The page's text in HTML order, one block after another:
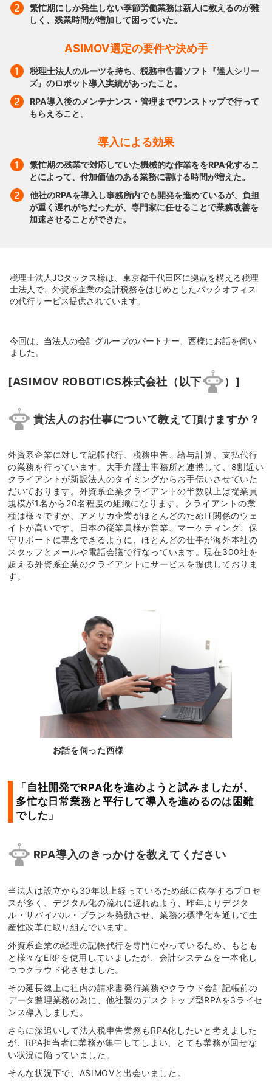
繁忙期にしか発生しない季節労働業務は新人に教えるのが難
しく、残業時間が増加して困っていた。
ASIMOV選定の要件や決め手
税理士法人のルーツを持ち、税務申告書ソフト『達人シリー
ズ』のロボット導入実績があったこと。
RPA導入後のメンテナンス・管理までワンストップで行って
もらえること。
導入による効果
繁忙期の残業で対応していた機械的な作業ををRPA化するこ
とによって、付加価値のある業務に割ける時間が増えた。
他社のRPAを導入し事務所内でも開発を進めているが、負担
が重く遅れがちだったが、専門家に任せることで業務改善を
加速させることができた。
税理士法人JCタックス様は、東京都千代田区に拠点を構える税理
士法人で、外資系企業の会計税務をはじめとしたバックオフィス
の代行サービス提供されています。
今回は、当法人の会計グループのパートナー、西様にお話を伺い
ました。
[ASIMOV ROBOTICS株式会社（以下 ）]
貴法人のお仕事について教えて頂けますか？
外資系企業に対して記帳代行、税務申告、給与計算、支払代行
の業務を行っています。大手弁護士事務所と連携して、8割近い
クライアントが新設法人のタイミングからお手伝いさせていた
だいております。外資系企業クライアントの半数以上は従業員
規模が1名から20名程度の組織になります。クライアントの業
種は様々ですが、アメリカ企業がほとんどのためIT関係のウェ
イトが高いです。日本の従業員様が営業、マーケティング、保
守サポートに専念できるように、ほとんどの仕事が海外本社の
スタッフとメールや電話会議で行なっています。現在300社を
超える外資系企業のクライアントにサービスを提供しておりま
す。
お話を伺った西様
「自社開発でRPA化を進めようと試みましたが、
多忙な日常業務と平行して導入を進めるのは困難
でした」
RPA導入のきっかけを教えてください
当法人は設立から30年以上経っているため紙に依存するプロセ
スが多く、デジタル化の流れに遅れぬよう、昨年よりデジタ
ル・サバイバル・プランを発動させ、業務の標準化を通して生
産性改革に取り組んでいます。
外資系企業の経理の記帳代行を専門にやっているため、もとも
と様々なERPを使用していましたが、会計システムを一本化し
つつクラウド化させました。
その延長線上に社内の請求書発行業務やクラウド会計記帳前の
データ整理業務の為に、他社製のデスクトップ型RPAを3ライセ
ンス導入しました。
さらに深追いして法人税申告業務もRPA化したいと考えました
が、RPA担当者に業務が集中してしまい、とても業務が回せな
い状況に陥っていました。
そんな状況下で、ASIMOVと出会いました。